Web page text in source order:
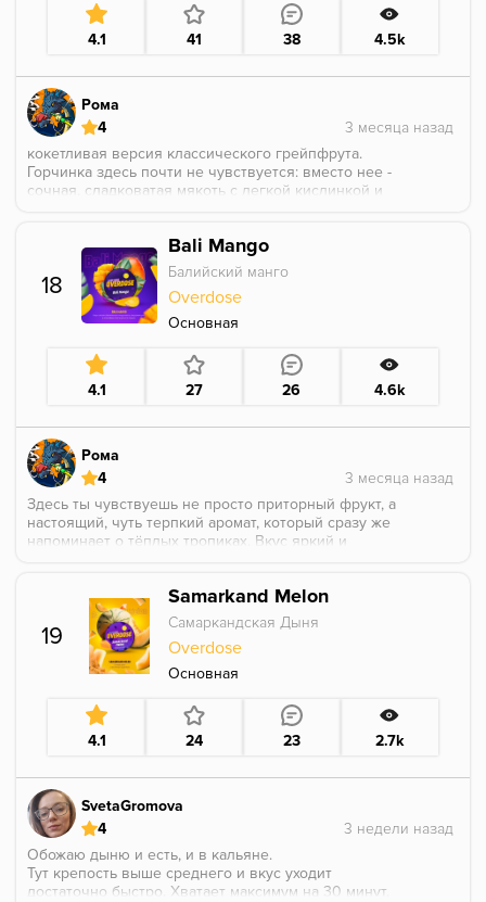
4.1 41 38 4.5k
Рома
4
кокетливая версия классического грейпфрута.
Горчинка здесь почти не чувствуется: вместо нее -
сочная, сладковатая мякоть с легкой кислинкой и
18
Bali Mango
Балийский манго
Overdose
Основная
4.1 27 26 4.6k
Рома
4
Здесь ты чувствуешь не просто приторный фрукт, а
настоящий, чуть терпкий аромат, который сразу же
напоминает о тёплых тропиках. Вкус яркий и
19
Samarkand Melon
Самаркандская Дыня
Overdose
Основная
4.1 24 23 2.7k
SvetaGromova
4
Обожаю дыню и есть, и в кальяне.
Тут крепость выше среднего и вкус уходит
достаточно быстро. Хватает максимум на 30 минут.